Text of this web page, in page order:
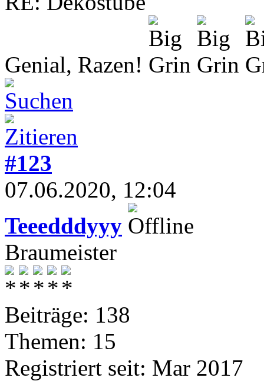
Genial, Razen!
#123
07.06.2020, 12:04
Teeedddyyy
Braumeister
Beiträge: 138
Themen: 15
Registriert seit: Mar 2017